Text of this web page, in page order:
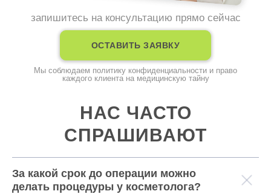
ОСТАВИТЬ ЗАЯВКУ
запишитесь на консультацию прямо сейчас
Мы соблюдаем политику конфиденциальности и право
каждого клиента на медицинскую тайну
НАС ЧАСТО
СПРАШИВАЮТ
За какой срок до операции можно
делать процедуры у косметолога?